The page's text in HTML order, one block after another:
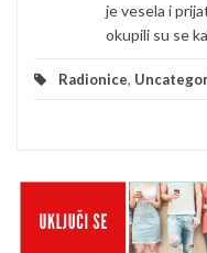
je vesela i
okupili su se
Radionice,